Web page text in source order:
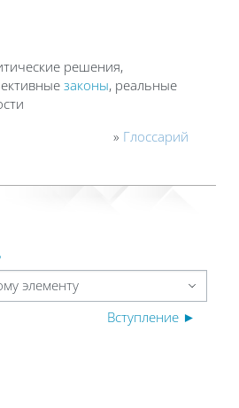
решения,
законы, реальные
» Глоссарий
элементу
Вступление ►